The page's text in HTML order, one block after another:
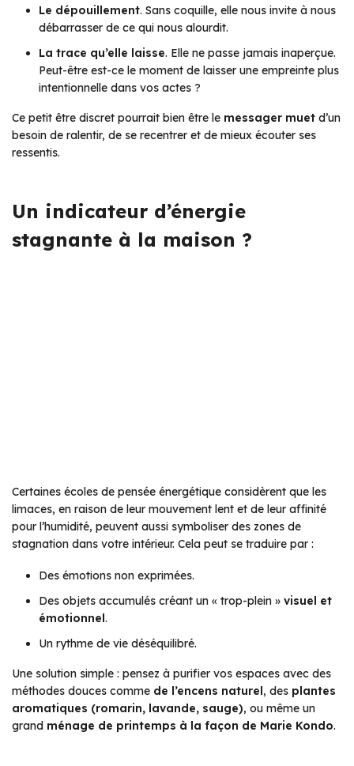
Le dépouillement. Sans coquille, elle nous invite à nous
débarrasser de ce qui nous alourdit.
La trace qu’elle laisse. Elle ne passe jamais inaperçue.
Peut-être est-ce le moment de laisser une empreinte plus
intentionnelle dans vos actes ?
Ce petit être discret pourrait bien être le messager muet d’un
besoin de ralentir, de se recentrer et de mieux écouter ses
ressentis.
Un indicateur d’énergie
stagnante à la maison ?
Certaines écoles de pensée énergétique considèrent que les
limaces, en raison de leur mouvement lent et de leur affinité
pour l’humidité, peuvent aussi symboliser des zones de
stagnation dans votre intérieur. Cela peut se traduire par :
Des émotions non exprimées.
Des objets accumulés créant un « trop-plein » visuel et
émotionnel.
Un rythme de vie déséquilibré.
Une solution simple : pensez à purifier vos espaces avec des
méthodes douces comme de l’encens naturel, des plantes
aromatiques (romarin, lavande, sauge), ou même un
grand ménage de printemps à la façon de Marie Kondo.